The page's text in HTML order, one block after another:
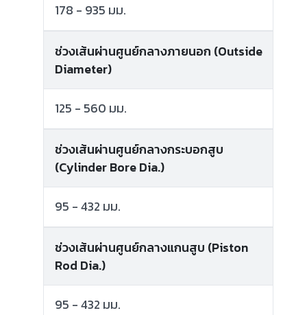
178 - 935 มม.
ช่วงเส้นผ่านศูนย์กลางภายนอก (Outside
Diameter)
125 - 560 มม.
ช่วงเส้นผ่านศูนย์กลางกระบอกสูบ
(Cylinder Bore Dia.)
95 - 432 มม.
ช่วงเส้นผ่านศูนย์กลางแกนสูบ (Piston
Rod Dia.)
95 - 432 มม.